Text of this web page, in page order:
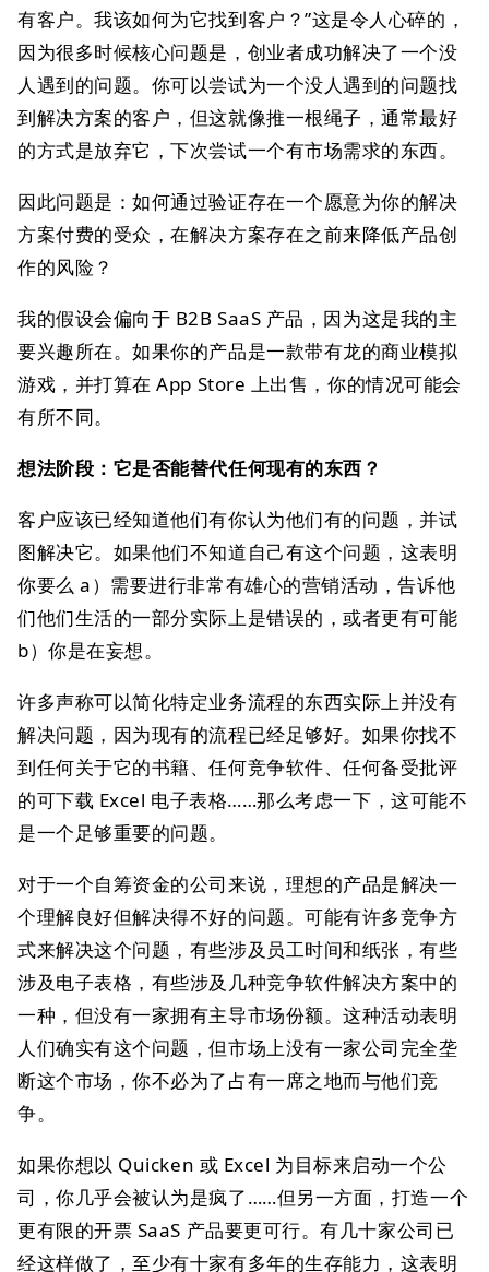
有客户。我该如何为它找到客户？”这是令人心碎的，
因为很多时候核心问题是，创业者成功解决了一个没
人遇到的问题。你可以尝试为一个没人遇到的问题找
到解决方案的客户，但这就像推一根绳子，通常最好
的方式是放弃它，下次尝试一个有市场需求的东西。
因此问题是：如何通过验证存在一个愿意为你的解决
方案付费的受众，在解决方案存在之前来降低产品创
作的风险？
我的假设会偏向于 B2B SaaS 产品，因为这是我的主
要兴趣所在。如果你的产品是一款带有龙的商业模拟
游戏，并打算在 App Store 上出售，你的情况可能会
有所不同。
想法阶段：它是否能替代任何现有的东西？
客户应该已经知道他们有你认为他们有的问题，并试
图解决它。如果他们不知道自己有这个问题，这表明
你要么 a）需要进行非常有雄心的营销活动，告诉他
们他们生活的一部分实际上是错误的，或者更有可能
b）你是在妄想。
许多声称可以简化特定业务流程的东西实际上并没有
解决问题，因为现有的流程已经足够好。如果你找不
到任何关于它的书籍、任何竞争软件、任何备受批评
的可下载 Excel 电子表格……那么考虑一下，这可能不
是一个足够重要的问题。
对于一个自筹资金的公司来说，理想的产品是解决一
个理解良好但解决得不好的问题。可能有许多竞争方
式来解决这个问题，有些涉及员工时间和纸张，有些
涉及电子表格，有些涉及几种竞争软件解决方案中的
一种，但没有一家拥有主导市场份额。这种活动表明
人们确实有这个问题，但市场上没有一家公司完全垄
断这个市场，你不必为了占有一席之地而与他们竞
争。
如果你想以 Quicken 或 Excel 为目标来启动一个公
司，你几乎会被认为是疯了……但另一方面，打造一个
更有限的开票 SaaS 产品要更可行。有几十家公司已
经这样做了，至少有十家有多年的生存能力，这表明